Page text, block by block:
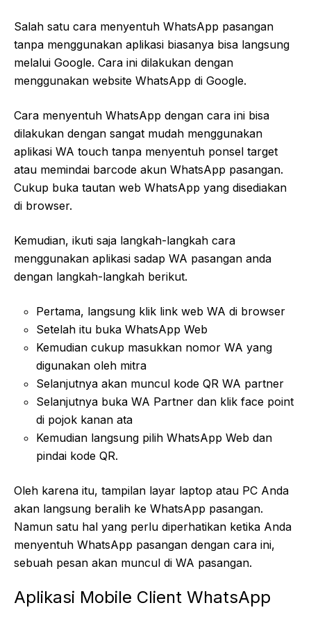
Salah satu cara menyentuh WhatsApp pasangan
tanpa menggunakan aplikasi biasanya bisa langsung
melalui Google. Cara ini dilakukan dengan
menggunakan website WhatsApp di Google.
Cara menyentuh WhatsApp dengan cara ini bisa
dilakukan dengan sangat mudah menggunakan
aplikasi WA touch tanpa menyentuh ponsel target
atau memindai barcode akun WhatsApp pasangan.
Cukup buka tautan web WhatsApp yang disediakan
di browser.
Kemudian, ikuti saja langkah-langkah cara
menggunakan aplikasi sadap WA pasangan anda
dengan langkah-langkah berikut.
Pertama, langsung klik link web WA di browser
Setelah itu buka WhatsApp Web
Kemudian cukup masukkan nomor WA yang
digunakan oleh mitra
Selanjutnya akan muncul kode QR WA partner
Selanjutnya buka WA Partner dan klik face point
di pojok kanan ata
Kemudian langsung pilih WhatsApp Web dan
pindai kode QR.
Oleh karena itu, tampilan layar laptop atau PC Anda
akan langsung beralih ke WhatsApp pasangan.
Namun satu hal yang perlu diperhatikan ketika Anda
menyentuh WhatsApp pasangan dengan cara ini,
sebuah pesan akan muncul di WA pasangan.
Aplikasi Mobile Client WhatsApp